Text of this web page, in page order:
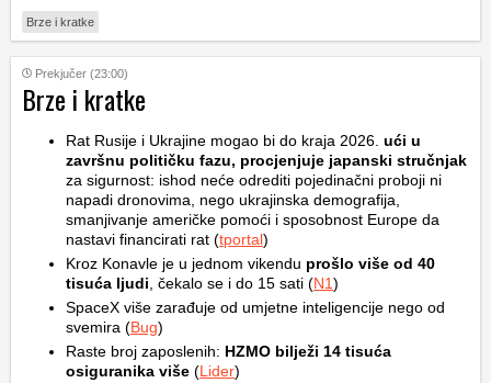
Brze i kratke
Prekjučer (23:00)
Brze i kratke
Rat Rusije i Ukrajine mogao bi do kraja 2026. ući u
završnu političku fazu, procjenjuje japanski stručnjak
za sigurnost: ishod neće odrediti pojedinačni proboji ni
napadi dronovima, nego ukrajinska demografija,
smanjivanje američke pomoći i sposobnost Europe da
nastavi financirati rat (tportal)
Kroz Konavle je u jednom vikendu prošlo više od 40
tisuća ljudi , čekalo se i do 15 sati (N1)
SpaceX više zarađuje od umjetne inteligencije nego od
svemira (Bug)
Raste broj zaposlenih: HZMO bilježi 14 tisuća
osiguranika više (Lider)